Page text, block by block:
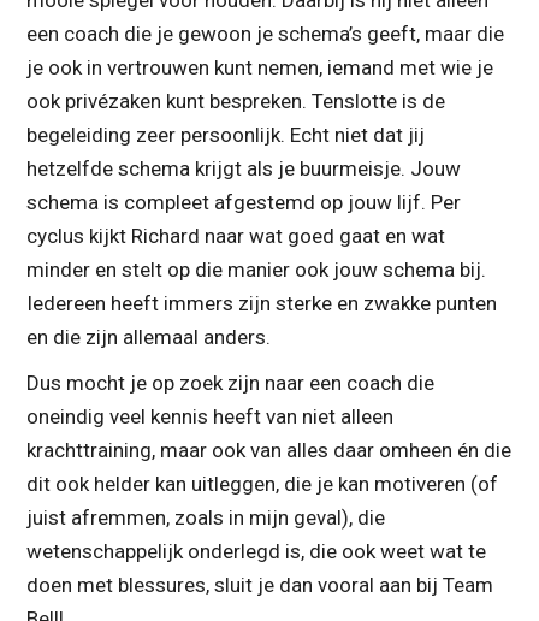
een coach die je gewoon je schema’s geeft, maar die
je ook in vertrouwen kunt nemen, iemand met wie je
ook privézaken kunt bespreken. Tenslotte is de
begeleiding zeer persoonlijk. Echt niet dat jij
hetzelfde schema krijgt als je buurmeisje. Jouw
schema is compleet afgestemd op jouw lijf. Per
cyclus kijkt Richard naar wat goed gaat en wat
minder en stelt op die manier ook jouw schema bij.
Iedereen heeft immers zijn sterke en zwakke punten
en die zijn allemaal anders.
Dus mocht je op zoek zijn naar een coach die
oneindig veel kennis heeft van niet alleen
krachttraining, maar ook van alles daar omheen én die
dit ook helder kan uitleggen, die je kan motiveren (of
juist afremmen, zoals in mijn geval), die
wetenschappelijk onderlegd is, die ook weet wat te
doen met blessures, sluit je dan vooral aan bij Team